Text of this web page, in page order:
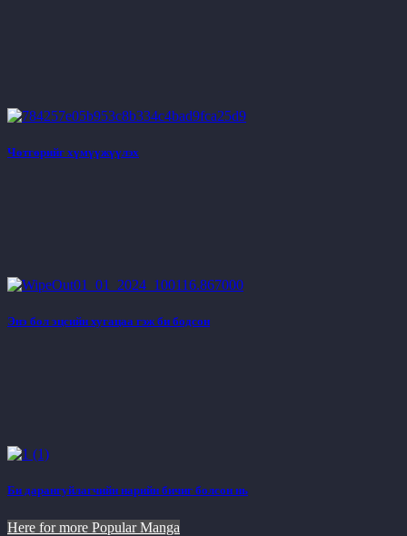
Чөтгөрийг хүмүүжүүлэх
Энэ бол эцсийн хугацаа гэж би бодсон
Би дарангуйлагчийн нарийн бичиг болсон нь
Here for more Popular Manga